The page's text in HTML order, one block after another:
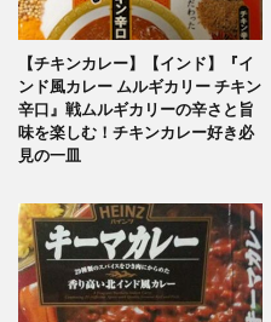
【チキンカレー】【インド】『イ
ンド風カレー ムルギカリー チキン
辛口』戦ムルギカリーの辛さと旨
味を楽しむ！チキンカレー好き必
見の一皿